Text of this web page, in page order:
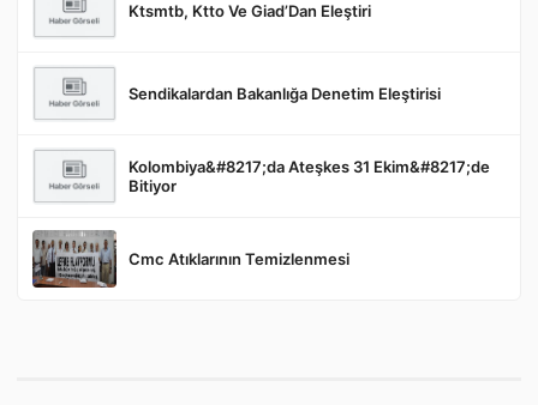
Gönder Ktsmtb, Ktto Ve Giad’Dan Eleştiri
Sendikalardan Bakanlığa Denetim Eleştirisi
Kolombiya&#8217;da Ateşkes 31 Ekim&#8217;de
Bitiyor
Cmc Atıklarının Temizlenmesi